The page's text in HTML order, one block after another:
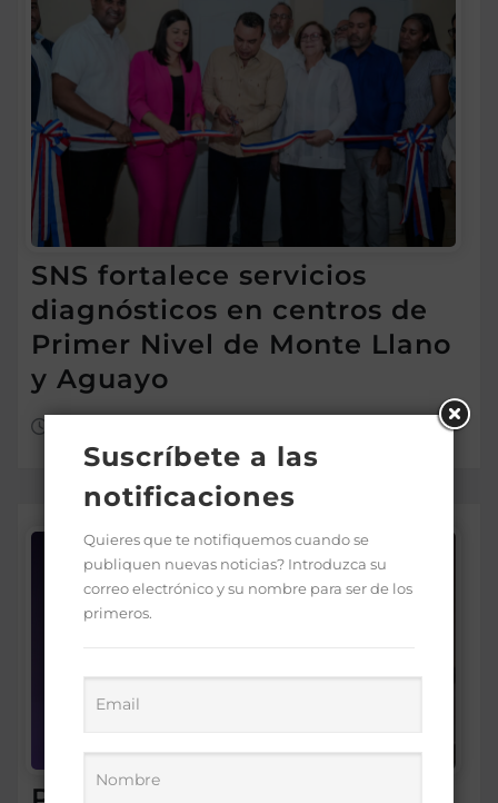
SNS fortalece servicios
diagnósticos en centros de
Primer Nivel de Monte Llano
y Aguayo
Suscríbete a las
notificaciones
Quieres que te notifiquemos cuando se
publiquen nuevas noticias? Introduzca su
correo electrónico y su nombre para ser de los
primeros.